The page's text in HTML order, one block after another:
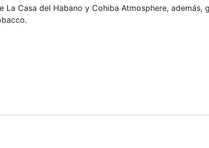
La Casa del Habano y Cohiba Atmosphere,